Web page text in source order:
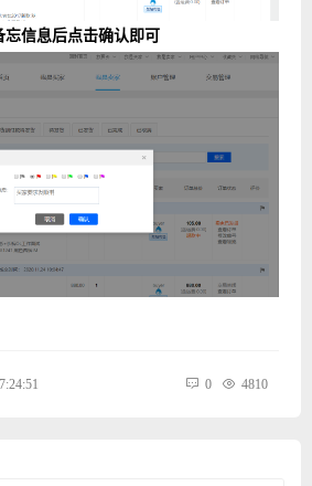
信息后点击确认即可
0 4810